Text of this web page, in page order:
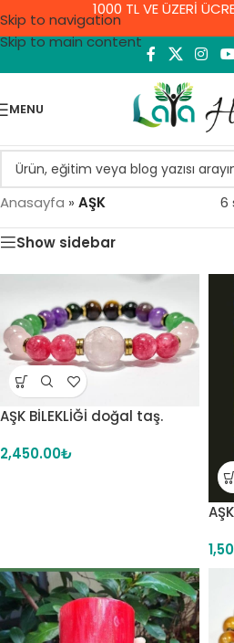
Skip to navigation
Skip to main content
1000 TL VE ÜZERİ
MENU
Anasayfa » AŞK 6
Show sidebar
AŞK BİLEKLİĞİ doğal taş.
2,450.00₺